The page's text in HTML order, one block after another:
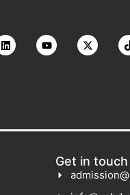
Get in touch